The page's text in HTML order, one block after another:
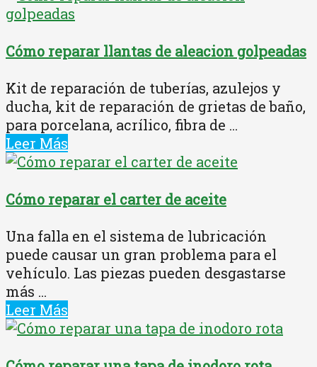
Cómo reparar llantas de aleacion golpeadas
Kit de reparación de tuberías, azulejos y
ducha, kit de reparación de grietas de baño,
para porcelana, acrílico, fibra de ...
Leer Más
Cómo reparar el carter de aceite
Una falla en el sistema de lubricación
puede causar un gran problema para el
vehículo. Las piezas pueden desgastarse
más ...
Leer Más